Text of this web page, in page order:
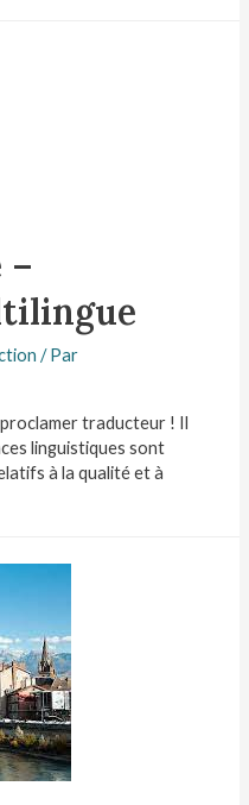
–
/ Par
traducteur ! Il
linguistiques sont
à la qualité et à